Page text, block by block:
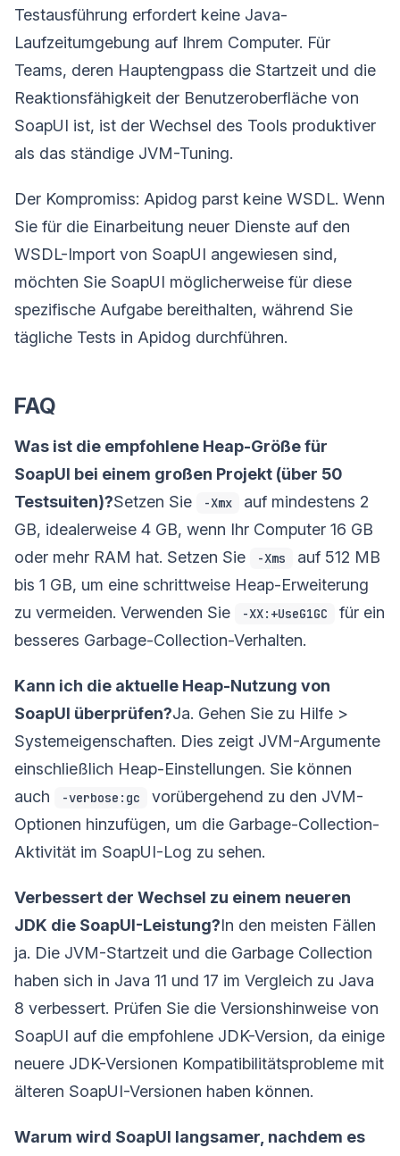
Testausführung erfordert keine Java-
Laufzeitumgebung auf Ihrem Computer. Für
Teams, deren Hauptengpass die Startzeit und die
Reaktionsfähigkeit der Benutzeroberfläche von
SoapUI ist, ist der Wechsel des Tools produktiver
als das ständige JVM-Tuning.
Der Kompromiss: Apidog parst keine WSDL. Wenn
Sie für die Einarbeitung neuer Dienste auf den
WSDL-Import von SoapUI angewiesen sind,
möchten Sie SoapUI möglicherweise für diese
spezifische Aufgabe bereithalten, während Sie
tägliche Tests in Apidog durchführen.
FAQ
Was ist die empfohlene Heap-Größe für
SoapUI bei einem großen Projekt (über 50
Testsuiten)?Setzen Sie -Xmx
auf mindestens 2
GB, idealerweise 4 GB, wenn Ihr Computer 16 GB
oder mehr RAM hat. Setzen Sie
-Xms
auf 512 MB
bis 1 GB, um eine schrittweise Heap-Erweiterung
zu vermeiden. Verwenden Sie
-XX:+UseG1GC
für ein
besseres Garbage-Collection-Verhalten.
Kann ich die aktuelle Heap-Nutzung von
SoapUI überprüfen?Ja. Gehen Sie zu Hilfe >
Systemeigenschaften. Dies zeigt JVM-Argumente
einschließlich Heap-Einstellungen. Sie können
auch
-verbose:gc
vorübergehend zu den JVM-
Optionen hinzufügen, um die Garbage-Collection-
Aktivität im SoapUI-Log zu sehen.
Verbessert der Wechsel zu einem neueren
JDK die SoapUI-Leistung?In den meisten Fällen
ja. Die JVM-Startzeit und die Garbage Collection
haben sich in Java 11 und 17 im Vergleich zu Java
8 verbessert. Prüfen Sie die Versionshinweise von
SoapUI auf die empfohlene JDK-Version, da einige
neuere JDK-Versionen Kompatibilitätsprobleme mit
älteren SoapUI-Versionen haben können.
Warum wird SoapUI langsamer, nachdem es